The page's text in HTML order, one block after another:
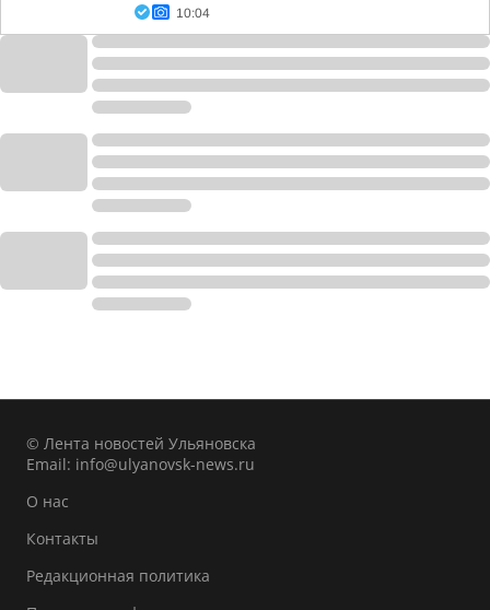
10:04
© Лента новостей Ульяновска
Email: info@ulyanovsk-news.ru
О нас
Контакты
Редакционная политика